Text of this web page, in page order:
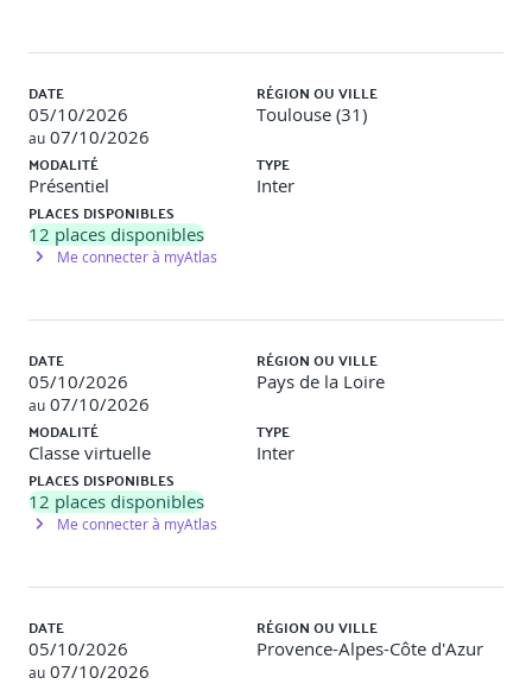
DATE
05/10/2026
au 07/10/2026
RÉGION OU VILLE
Toulouse (31)
MODALITÉ
Présentiel
TYPE
Inter
PLACES DISPONIBLES
12 places disponibles
Me connecter à myAtlas
DATE
05/10/2026
au 07/10/2026
RÉGION OU VILLE
Pays de la Loire
MODALITÉ
Classe virtuelle
TYPE
Inter
PLACES DISPONIBLES
12 places disponibles
Me connecter à myAtlas
DATE
05/10/2026
au 07/10/2026
RÉGION OU VILLE
Provence-Alpes-Côte d'Azur